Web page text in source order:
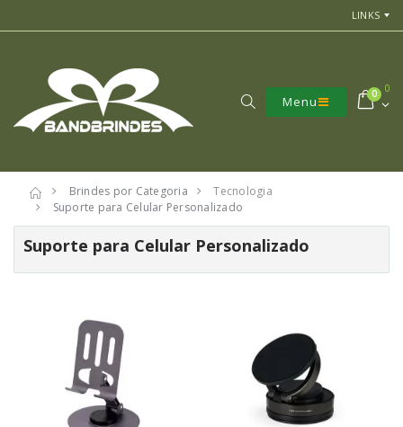
LINKS
Menu
0
0
Brindes por Categoria
Tecnologia
Suporte para Celular Personalizado
Suporte para Celular Personalizado